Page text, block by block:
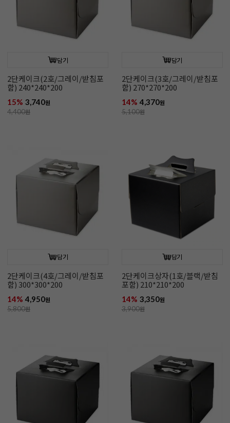
담기
2단케이크(2호/그레이/받침포
함) 240*240*200
15% 3,740원
4,400원
담기
2단케이크(3호/그레이/받침포
함) 270*270*200
14% 4,370원
5,100원
담기
2단케이크(4호/그레이/받침포
함) 300*300*200
14% 4,950원
5,800원
담기
2단케이크상자(1호/블랙/받침
포함) 210*210*200
14% 3,350원
3,900원